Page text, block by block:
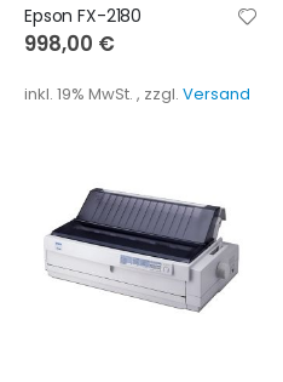
Epson FX-2180
998,00 €
inkl. 19% MwSt. , zzgl. Versand